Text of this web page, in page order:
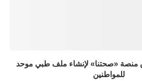
منصة «صحتنا» لإنشاء ملف طبي موحد
للمواطنين